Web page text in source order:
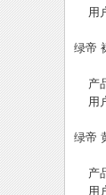
用
绿帝
产
用
绿帝
产
用